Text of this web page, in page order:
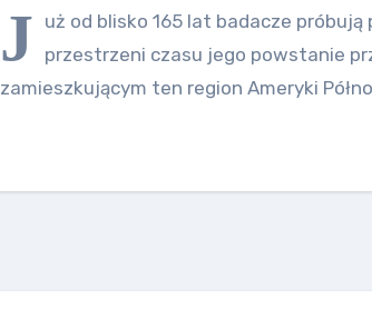
J uż od blisko 165 lat badacze próbują
przestrzeni czasu jego powstanie
zamieszkującym ten region Ameryki